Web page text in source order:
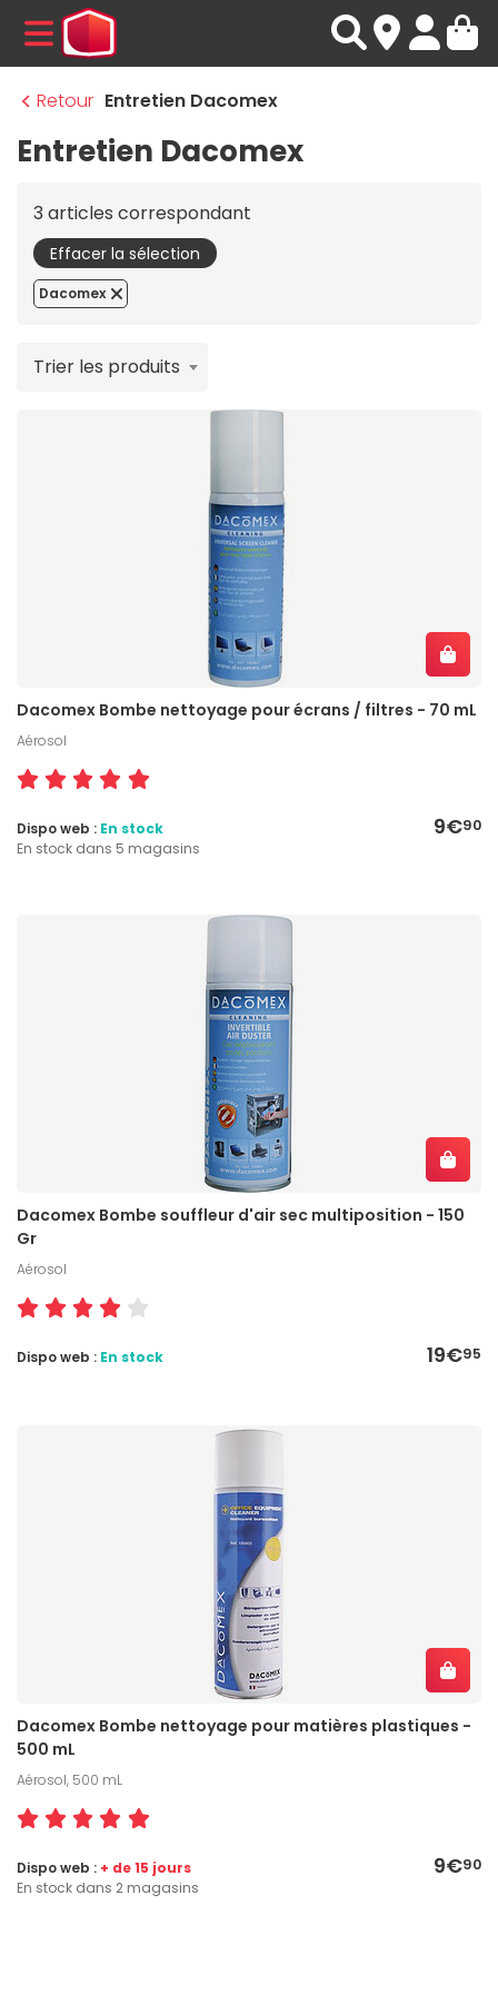
MENU
Retour Entretien Dacomex
Entretien Dacomex
3 articles correspondant
Effacer la sélection
Dacomex
Trier les produits
Dacomex Bombe nettoyage pour écrans / filtres - 70 mL
Aérosol
9€90
Dispo web : En stock
En stock dans 5 magasins
Dacomex Bombe souffleur d'air sec multiposition - 150
Gr
Aérosol
19€95
Dispo web : En stock
Dacomex Bombe nettoyage pour matières plastiques -
500 mL
Aérosol, 500 mL
9€90
Dispo web : + de 15 jours
En stock dans 2 magasins